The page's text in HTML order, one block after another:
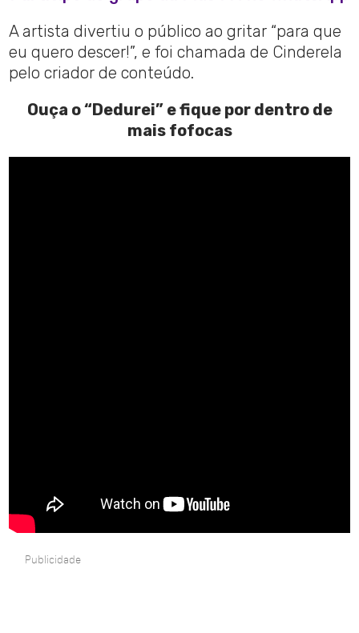
A artista divertiu o público ao gritar “para que
eu quero descer!”, e foi chamada de Cinderela
pelo criador de conteúdo.
Ouça o “Dedurei” e fique por dentro de
mais fofocas
Publicidade